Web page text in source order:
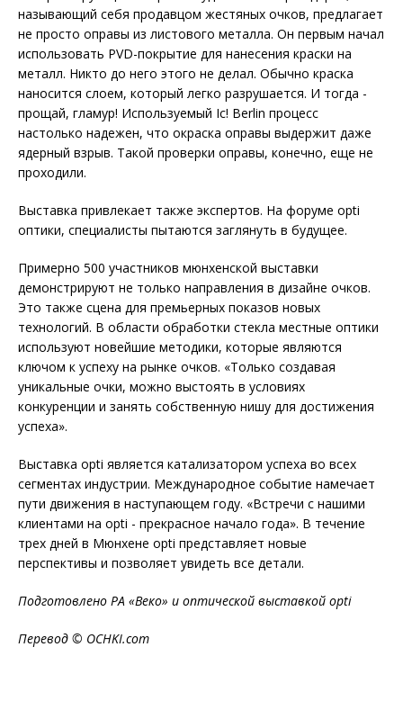
называющий себя продавцом жестяных очков, предлагает
не просто оправы из листового металла. Он первым начал
использовать PVD-покрытие для нанесения краски на
металл. Никто до него этого не делал. Обычно краска
наносится слоем, который легко разрушается. И тогда -
прощай, гламур! Используемый Ic! Berlin процесс
настолько надежен, что окраска оправы выдержит даже
ядерный взрыв. Такой проверки оправы, конечно, еще не
проходили.
Выставка привлекает также экспертов. На форуме opti
оптики, специалисты пытаются заглянуть в будущее.
Примерно 500 участников мюнхенской выставки
демонстрируют не только направления в дизайне очков.
Это также сцена для премьерных показов новых
технологий. В области обработки стекла местные оптики
используют новейшие методики, которые являются
ключом к успеху на рынке очков. «Только создавая
уникальные очки, можно выстоять в условиях
конкуренции и занять собственную нишу для достижения
успеха».
Выставка opti является катализатором успеха во всех
сегментах индустрии. Международное событие намечает
пути движения в наступающем году. «Встречи с нашими
клиентами на opti - прекрасное начало года». В течение
трех дней в Мюнхене opti представляет новые
перспективы и позволяет увидеть все детали.
Подготовлено РА «Веко» и оптической выставкой opti
Перевод © OCHKI.com